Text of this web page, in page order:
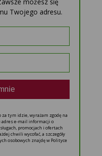
Twojego adresu.
za tym idzie, wyrażam zgodę na
adres e-mail informacji o
promocjach i ofertach
chwili wycofać, a szczegóły
osobowych znajdę w Polityce